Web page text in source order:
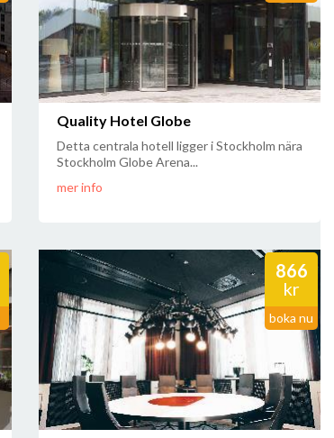
Quality Hotel Globe
Detta centrala hotell ligger i Stockholm nära
Stockholm Globe Arena...
mer info
866
kr
boka nu